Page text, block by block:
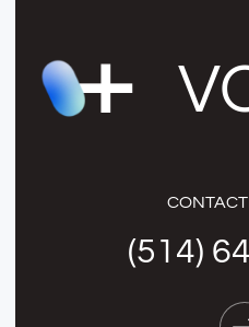
(514)